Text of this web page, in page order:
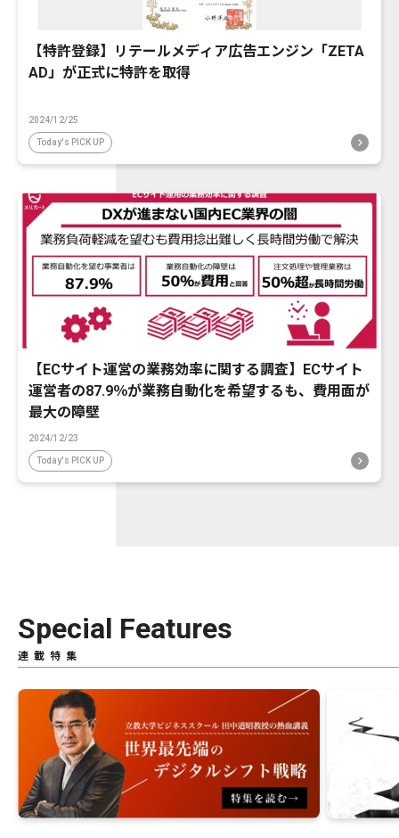
【特許登録】リテールメディア広告エンジン「ZETA
AD」が正式に特許を取得
2024/12/25
Today's PICK UP
【ECサイト運営の業務効率に関する調査】ECサイト
運営者の87.9％が業務自動化を希望するも、費用面が
最大の障壁
2024/12/23
Today's PICK UP
Special Features
連載特集